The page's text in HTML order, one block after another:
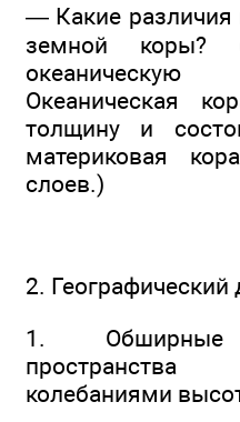
— Какие различия
земной коры?
Океаническая
толщину и
материковая
слоев.)
2. Географический
1. Обширные
колебаниями